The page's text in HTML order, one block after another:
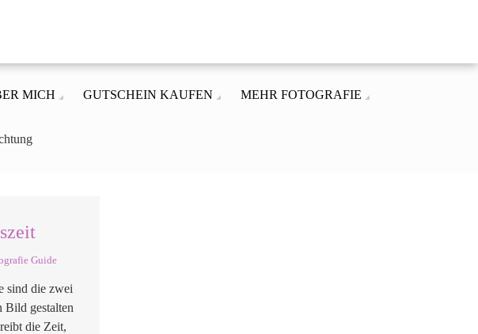
MICH GUTSCHEIN KAUFEN MEHR FOTOGRAFIE
Guide
sind die zwei
Bild gestalten
die Zeit,